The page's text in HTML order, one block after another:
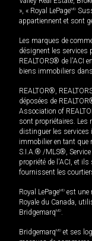
», « Royal LePageMD
appartiennent et sont
Les marques de
désignent les services
REALTORS® de l'ACI
biens immobiliers
REALTOR®,
déposées de
Association of
sont propriétaires. Les
distinguer les services
immobilier en tant que
S.I.A.® /MLS®,
propriété de l'ACI, et
fournissent les
Royal LePageMD est une
Royale du Canada,
BridgemarqMD.
BridgemarqMD et ses